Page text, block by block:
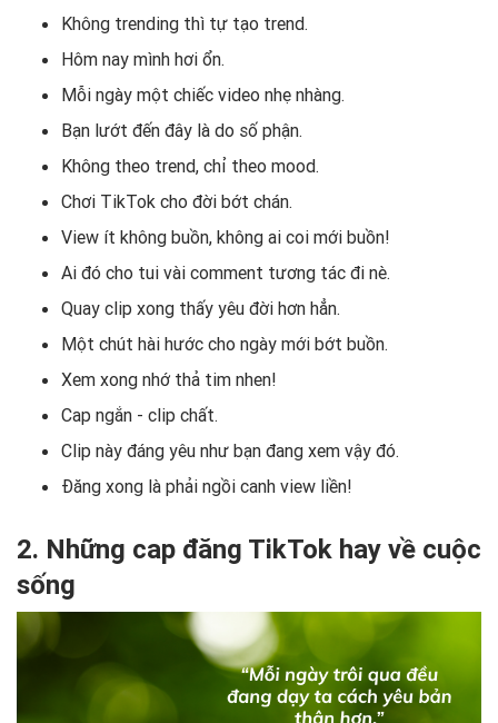
Không trending thì tự tạo trend.
Hôm nay mình hơi ổn.
Mỗi ngày một chiếc video nhẹ nhàng.
Bạn lướt đến đây là do số phận.
Không theo trend, chỉ theo mood.
Chơi TikTok cho đời bớt chán.
View ít không buồn, không ai coi mới buồn!
Ai đó cho tui vài comment tương tác đi nè.
Quay clip xong thấy yêu đời hơn hẳn.
Một chút hài hước cho ngày mới bớt buồn.
Xem xong nhớ thả tim nhen!
Cap ngắn - clip chất.
Clip này đáng yêu như bạn đang xem vậy đó.
Đăng xong là phải ngồi canh view liền!
2. Những cap đăng TikTok hay về cuộc
sống